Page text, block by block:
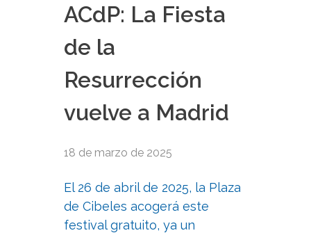
ACdP: La Fiesta
de la
Resurrección
vuelve a Madrid
18 de marzo de 2025
El 26 de abril de 2025, la Plaza
de Cibeles acogerá este
festival gratuito, ya un